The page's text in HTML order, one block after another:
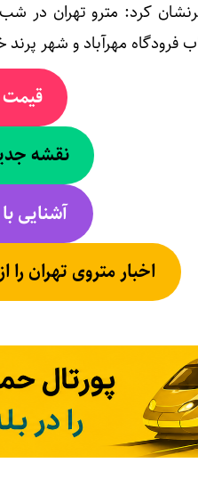
فرودگاه مهرآباد و شهر
قیمت
نقشه
آشنایی
اخبار متروی تهران